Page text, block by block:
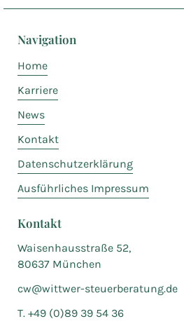
Navigation
Home
Karriere
News
Kontakt
Datenschutzerklärung
Ausführliches Impressum
Kontakt
Waisenhausstraße 52,
80637 München
cw@wittwer-steuerberatung.de
T. +49 (0)89 39 54 36